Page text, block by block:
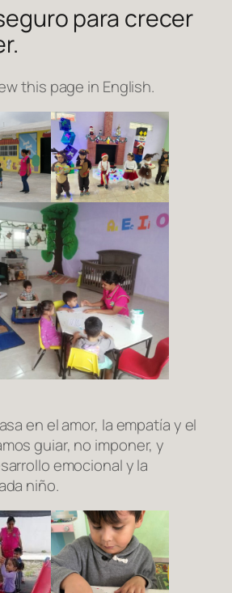
para crecer
this page in English.
en el amor, la empatía y el
guiar, no imponer, y
emocional y la
niño.